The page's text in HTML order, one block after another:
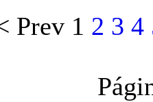
Prev 1 2 3 4